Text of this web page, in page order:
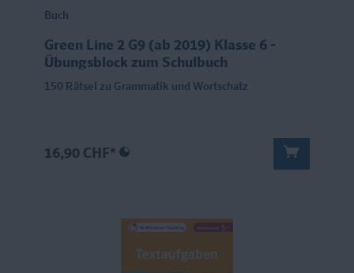
Buch
Green Line 2 G9 (ab 2019) Klasse 6 -
Übungsblock zum Schulbuch
150 Rätsel zu Grammatik und Wortschatz
16,90 CHF*